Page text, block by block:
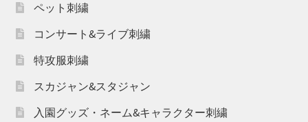
ペット刺繍
コンサート&ライブ刺繍
特攻服刺繍
スカジャン&スタジャン
入園グッズ・ネーム&キャラクター刺繍